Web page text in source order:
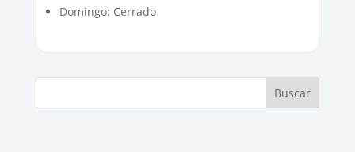
Domingo: Cerrado
Buscar